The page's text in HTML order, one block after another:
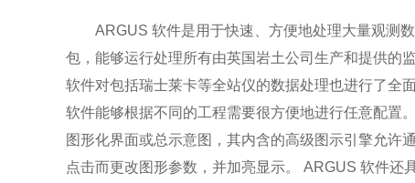
ARGUS 软件是用于快速、方便地处理大量观测
包，能够运行处理所有由英国岩土公司生产和提供的
软件对包括瑞士莱卡等全站仪的数据处理也进行了全
软件能够根据不同的工程需要很方便地进行任意配置
图形化界面或总示意图，其内含的高级图示引擎允许
点击而更改图形参数，并加亮显示。 ARGUS 软件还